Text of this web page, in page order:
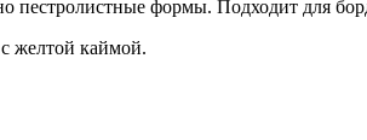
пестролистные формы. Подходит для
желтой каймой.